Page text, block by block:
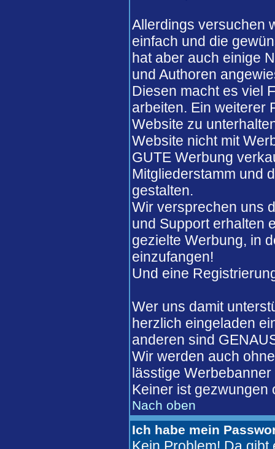
Allerdings versuchen
einfach und die
hat aber auch einige
und Authoren
Diesen macht es viel
arbeiten. Ein weiterer
Website zu
Website nicht mit
GUTE Werbung
Mitgliederstamm und
gestalten.
Wir versprechen uns
und Support erhalten
gezielte Werbung, in
einzufangen!
Und eine
Wer uns damit
herzlich eingeladen
anderen sind
Wir werden auch
lässtige
Keiner ist gezwungen
Nach oben
Ich habe mein